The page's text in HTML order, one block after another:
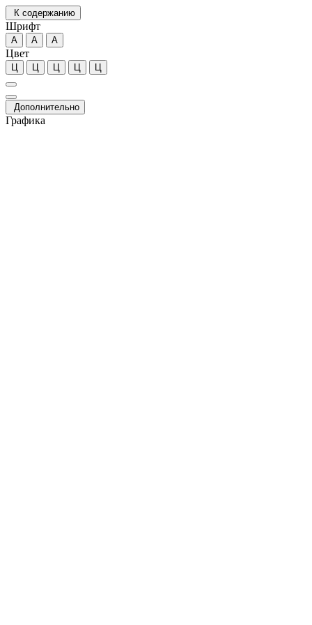
К содержанию
Шрифт
А А А
Цвет
Ц Ц Ц Ц Ц
Дополнительно
Графика